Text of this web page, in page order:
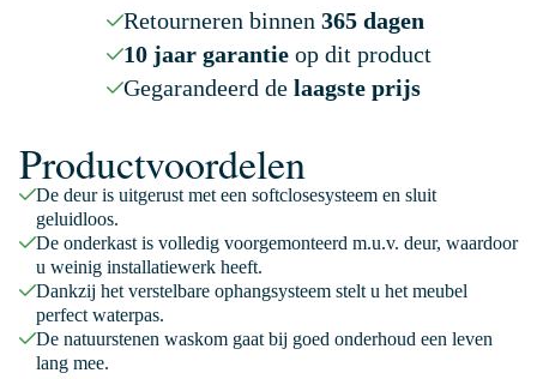
Retourneren binnen 365 dagen
10 jaar garantieop dit product
Gegarandeerd de laagste prijs
Productvoordelen
De deur is uitgerust met een softclosesysteem en sluit
geluidloos.
De onderkast is volledig voorgemonteerd m.u.v. deur, waardoor
u weinig installatiewerk heeft.
Dankzij het verstelbare ophangsysteem stelt u het meubel
perfect waterpas.
De natuurstenen waskom gaat bij goed onderhoud een leven
lang mee.